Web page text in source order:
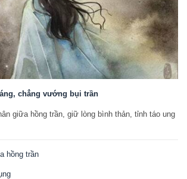
chẳng vướng bụi trần
giữa hồng trần, giữ lòng bình thản, tỉnh táo ung
hồng trần